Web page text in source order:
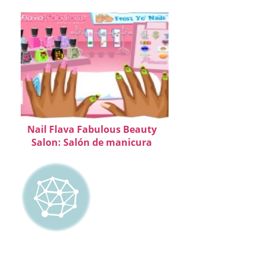
Nail Flava Fabulous Beauty
Salon: Salón de manicura